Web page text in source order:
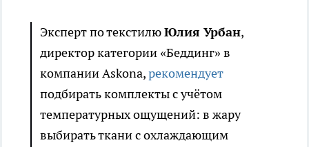
Эксперт по текстилюЮлия Урбан,
директор категории «Беддинг» в
компании Askona,рекомендует
подбирать комплекты с учётом
температурных ощущений: в жару
выбирать ткани с охлаждающим